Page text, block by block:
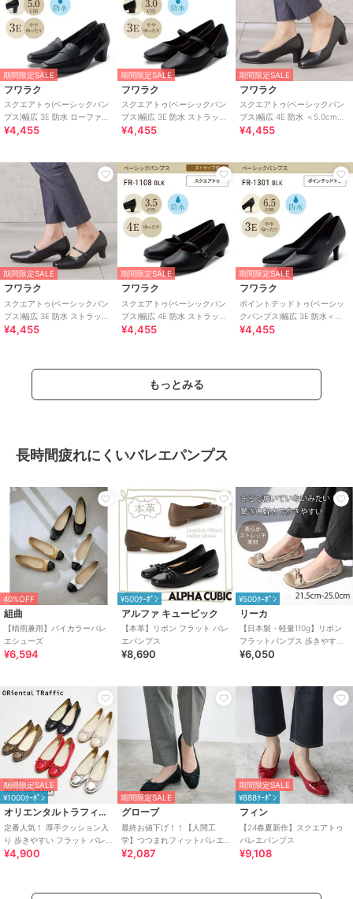
期間限定SALE
フワラク
スクエアトゥ(ベーシックパン
プス)幅広 3E 防水 ローファー
＜5.0cmヒール＞
¥4,455
期間限定SALE
フワラク
スクエアトゥ(ベーシックパン
プス)幅広 3E 防水 ストラップ
＜3.0cmヒール＞
¥4,455
期間限定SALE
フワラク
スクエアトゥ(ベーシックパン
プス)幅広 4E 防水 ＜5.0cmヒ
ール＞
¥4,455
期間限定SALE
フワラク
スクエアトゥ(ベーシックパン
プス)幅広 3E 防水 ストラップ
＜5.0cmヒール＞
¥4,455
期間限定SALE
フワラク
スクエアトゥ(ベーシックパン
プス)幅広 4E 防水 ストラップ
＜3.5cmヒール＞
¥4,455
期間限定SALE
フワラク
ポイントテッドトゥ(ベーシッ
クパンプス)幅広 3E 防水＜
6.5cmヒール＞
¥4,455
もっとみる
長時間疲れにくいバレエパンプス
40%OFF
組曲
【晴雨兼用】バイカラーバレ
エシューズ
¥6,594
¥500ｸｰﾎﾟﾝ
アルファ キュービック
【本革】リボン フラット バレ
エパンプス
¥8,690
¥500ｸｰﾎﾟﾝ
リーカ
【日本製・軽量110g】リボン
フラットパンプス 歩きやすい
大人可愛い バレエシューズ
¥6,050
期間限定SALE
¥1000ｸｰﾎﾟﾝ
オリエンタルトラフィック
定番人気！ 厚手クッション入
り 歩きやすい フラット バレエ
シューズ/R-4006
¥4,900
期間限定SALE
グローブ
最終お値下げ！！【人間工
学】つつまれフィットバレエ
シューズ （抗菌防臭加工裏地
¥2,087
期間限定SALE
¥888ｸｰﾎﾟﾝ
フィン
【24春夏新作】スクエアトゥ
バレエパンプス
¥9,108